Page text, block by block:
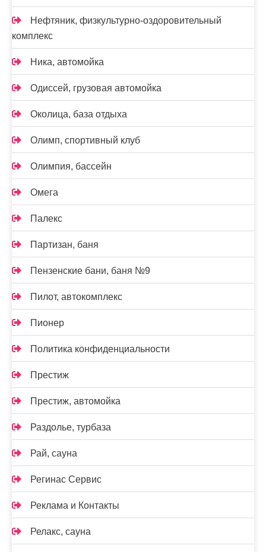
Нефтяник, физкультурно-оздоровительный
комплекс
Ника, автомойка
Одиссей, грузовая автомойка
Околица, база отдыха
Олимп, спортивный клуб
Олимпия, бассейн
Омега
Палекс
Партизан, баня
Пензенские бани, баня №9
Пилот, автокомплекс
Пионер
Политика конфиденциальности
Престиж
Престиж, автомойка
Раздолье, турбаза
Рай, сауна
Регинас Сервис
Реклама и Контакты
Релакс, сауна